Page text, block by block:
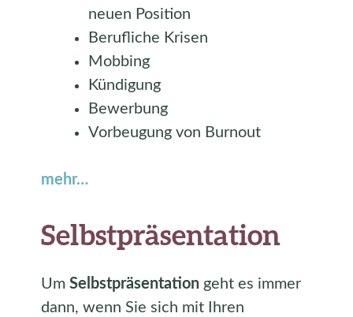
neuen Position
Berufliche Krisen
Mobbing
Kündigung
Bewerbung
Vorbeugung von Burnout
mehr…
Selbstpräsentation
UmSelbstpräsentation geht es immer
dann, wenn Sie sich mit Ihren